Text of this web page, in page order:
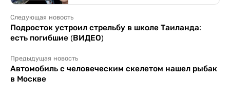
Следующая новость
Подросток устроил стрельбу в школе Таиланда:
есть погибшие (ВИДЕО)
Предыдущая новость
Автомобиль с человеческим скелетом нашел рыбак
в Москве